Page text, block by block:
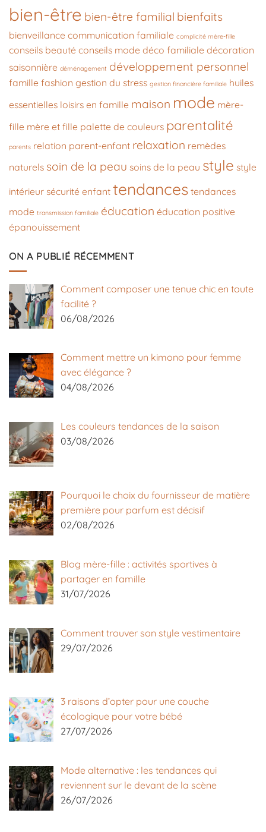
bien-être bien-être familial bienfaits
bienveillance communication familiale complicité mère-fille
conseils beauté conseils mode déco familiale décoration
saisonnière déménagement développement personnel
famille fashion gestion du stress gestion financière familiale huiles
essentielles loisirs en famille maison mode mère-
fille mère et fille palette de couleurs parentalité
parents relation parent-enfant relaxation remèdes
naturels soin de la peau soins de la peau style style
intérieur sécurité enfant tendances tendances
mode transmission familiale éducation éducation positive
épanouissement
ON A PUBLIÉ RÉCEMMENT
Comment composer une tenue chic en toute
facilité ?
06/08/2026
Comment mettre un kimono pour femme
avec élégance ?
04/08/2026
Les couleurs tendances de la saison
03/08/2026
Pourquoi le choix du fournisseur de matière
première pour parfum est décisif
02/08/2026
Blog mère-fille : activités sportives à
partager en famille
31/07/2026
Comment trouver son style vestimentaire
29/07/2026
3 raisons d’opter pour une couche
écologique pour votre bébé
27/07/2026
Mode alternative : les tendances qui
reviennent sur le devant de la scène
26/07/2026